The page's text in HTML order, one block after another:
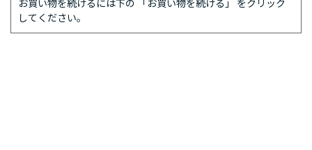
お買い物を続けるには下の 「お買い物を続ける」 をクリック
してください。